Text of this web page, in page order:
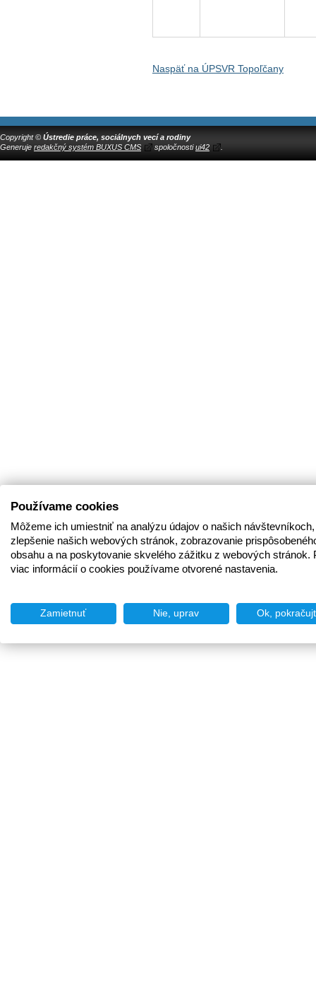
Naspäť na ÚPSVR Topoľčany
Copyright © Ústredie práce, sociálnych vecí a rodiny
Generuje redakčný systém BUXUS CMS spoločnostiui42
Používame cookies
Môžeme ich umiestniť na analýzu údajov o našich
zlepšenie našich webových stránok, zobrazovanie
obsahu a na poskytovanie skvelého zážitku z webových stránok.
viac informácií o cookies používame otvorené nastavenia.
Zamietnuť Nie, uprav Ok,